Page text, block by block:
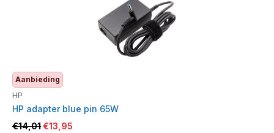
Aanbieding
HP
HP adapter blue pin 65W
€14,01€13,95